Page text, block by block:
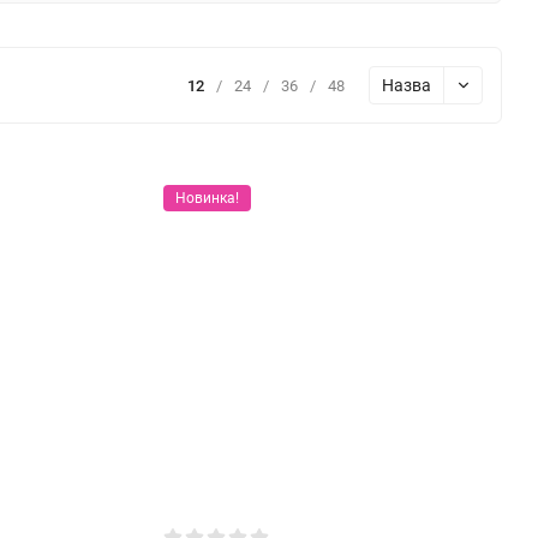
12 / 24 / 36 / 48 Назва
Новинка!